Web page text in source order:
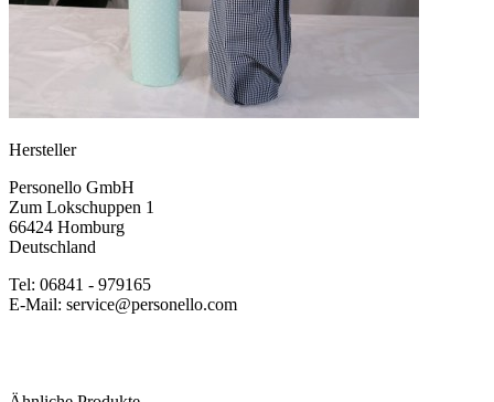
Hersteller
Personello GmbH
Zum Lokschuppen 1
66424 Homburg
Deutschland
Tel: 06841 - 979165
E-Mail: service@personello.com